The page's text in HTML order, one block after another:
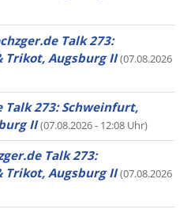
Talk 273:
Trikot, Augsburg II (07.08.2026
Talk 273: Schweinfurt,
II (07.08.2026 - 12:08 Uhr)
Talk 273:
Trikot, Augsburg II (07.08.2026